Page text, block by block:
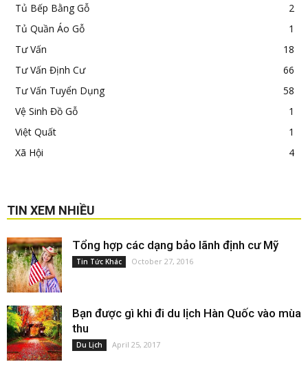
Tủ Bếp Bằng Gỗ
2
Tủ Quần Áo Gỗ
1
Tư Vấn
18
Tư Vấn Định Cư
66
Tư Vấn Tuyển Dụng
58
Vệ Sinh Đồ Gỗ
1
Việt Quất
1
Xã Hội
4
TIN XEM NHIỀU
Tổng hợp các dạng bảo lãnh định cư Mỹ
Tin Tức Khác October 27, 2016
Bạn được gì khi đi du lịch Hàn Quốc vào mùa
thu
Du Lịch April 25, 2017